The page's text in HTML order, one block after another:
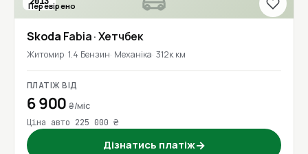
Перевірено
Skoda Fabia· Хетчбек
Житомир 1.4 Бензин Механіка 312к км
ПЛАТІЖ ВІД
6 900₴/міс
Ціна авто 225 000 ₴
Дізнатись платіж→